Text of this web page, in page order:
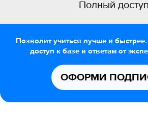
Полный доступ
Позволит учиться лучше и
доступ к базе и ответам от
ОФОРМИ